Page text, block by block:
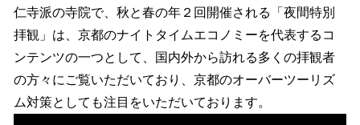
仁寺派の寺院で、秋と春の年２回開催される「夜間特別
拝観」は、京都のナイトタイムエコノミーを代表するコ
ンテンツの一つとして、国内外から訪れる多くの拝観者
の方々にご覧いただいており、京都のオーバーツーリズ
ム対策としても注目をいただいております。